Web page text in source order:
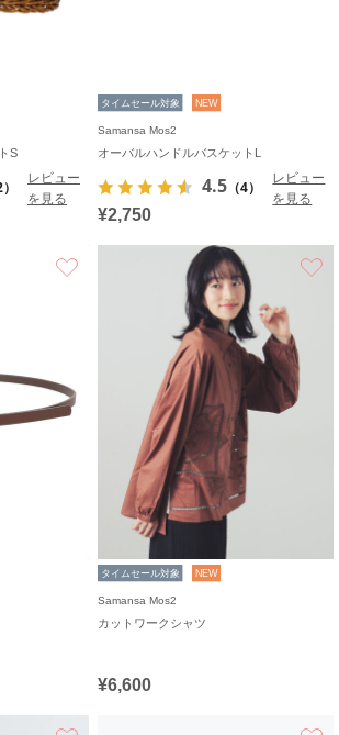
S
レビュー
を見る
タイムセール対象 NEW
Samansa Mos2
オーバルハンドルバスケットL
4.5 （4）
レビュー
を見る
¥2,750
タイムセール対象 NEW
Samansa Mos2
カットワークシャツ
¥6,600